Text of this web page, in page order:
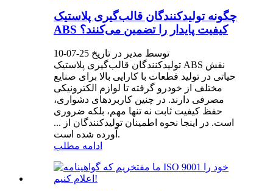
چگونه تولیدکنندگان قالب‌گیری پلاستیک
ABS کیفیت پایدار را تضمین می‌کنند؟
توسط مدیر در تاریخ 25-07-10
تولیدکنندگان قالب‌گیری پلاستیک ABS نقش
حیاتی در تولید قطعات با کارایی بالا برای صنایع
مختلف از خودرو گرفته تا لوازم الکترونیکی
مصرفی دارند. در چنین کاربردهای دشواری،
حفظ کیفیت ثابت نه تنها مهم، بلکه ضروری
است. در اینجا نحوه اطمینان تولیدکنندگان از ...
آورده شده است.
ادامه مطلب